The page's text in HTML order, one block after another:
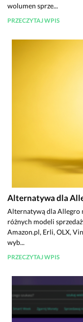
wolumen sprze...
PRZECZYTAJ WPIS
Alternatywa dla
Alternatywą dla Allegro
różnych modeli
Amazon.pl, Erli, OLX,
wyb...
PRZECZYTAJ WPIS